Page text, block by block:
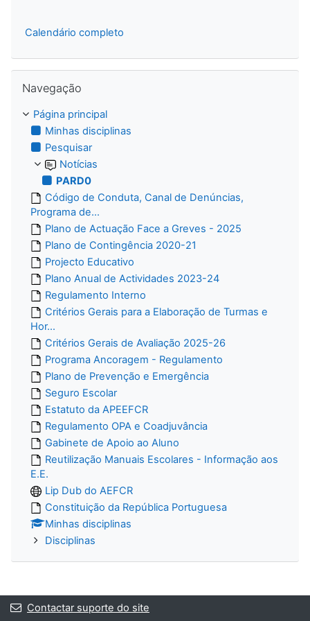
Calendário completo
Navegação
Página principal
Minhas disciplinas
Pesquisar
Notícias
PARD0
Código de Conduta, Canal de Denúncias,
Programa de...
Plano de Actuação Face a Greves - 2025
Plano de Contingência 2020-21
Projecto Educativo
Plano Anual de Actividades 2023-24
Regulamento Interno
Critérios Gerais para a Elaboração de Turmas e
Hor...
Critérios Gerais de Avaliação 2025-26
Programa Ancoragem - Regulamento
Plano de Prevenção e Emergência
Seguro Escolar
Estatuto da APEEFCR
Regulamento OPA e Coadjuvância
Gabinete de Apoio ao Aluno
Reutilização Manuais Escolares - Informação aos
E.E.
Lip Dub do AEFCR
Constituição da República Portuguesa
Minhas disciplinas
Disciplinas
Contactar suporte do site